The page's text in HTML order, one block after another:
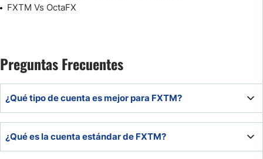
FXTM Vs OctaFX
Preguntas Frecuentes
¿Qué tipo de cuenta es mejor para FXTM?
para la mayoría debido a sus costes de trading ultra bajos
y a sus excelentes métricas de ejecución de órdenes
¿Qué es la cuenta estándar de FXTM?